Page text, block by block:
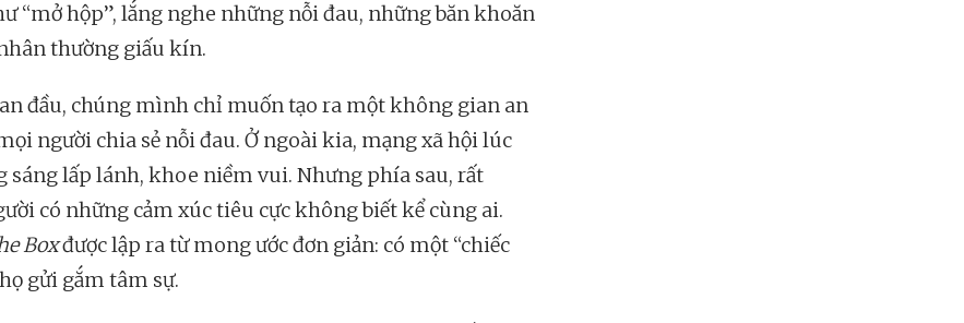
“mở hộp”, lắng nghe những nỗi đau, những băn khoăn
thường giấu kín.
đầu, chúng mình chỉ muốn tạo ra một không gian an
người chia sẻ nỗi đau. Ở ngoài kia, mạng xã hội lúc
sáng lấp lánh, khoe niềm vui. Nhưng phía sau, rất
có những cảm xúc tiêu cực không biết kể cùng ai.
Boxđược lập ra từ mong ước đơn giản: có một “chiếc
gửi gắm tâm sự.